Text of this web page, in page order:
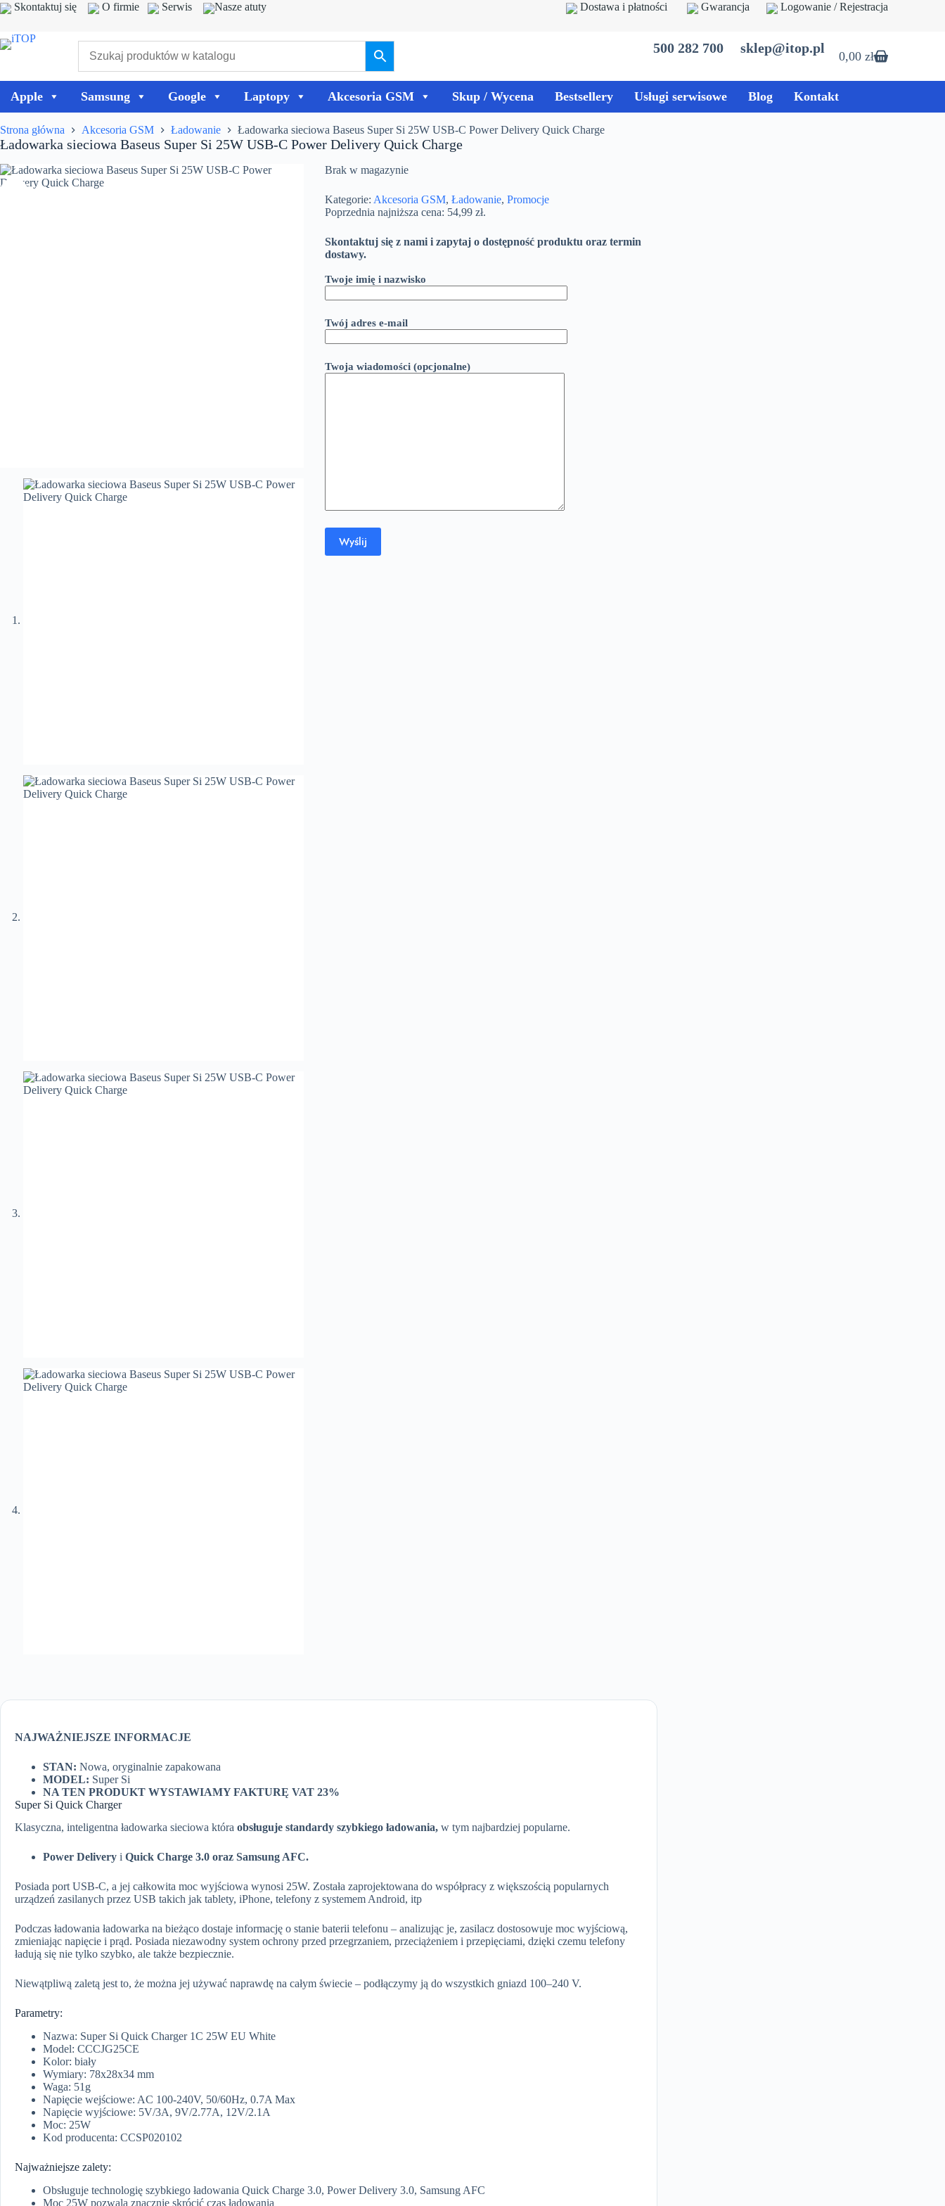
Przejdź
do
Skontaktuj się O firmie Serwis Nasze atuty Dostawa i płatności Gwarancja Logowanie / Rejestracja
500 282 700 sklep@itop.pl
Koszyk
0,00zł
Apple Samsung Google Laptopy Akcesoria GSM Skup / Wycena Bestsellery Usługi serwisowe Blog Kontakt
Strona główna Akcesoria GSM Ładowanie Ładowarka sieciowa Baseus Super Si 25W USB-C Power Delivery Quick Charge
Ładowarka sieciowa Baseus Super Si 25W USB-C Power Delivery Quick Charge
Brak w magazynie
Kategorie: Akcesoria GSM, Ładowanie, Promocje
Poprzednia najniższa cena: 54,99 zł.
Skontaktuj się z nami i zapytaj o dostępność produktu oraz termin
dostawy.
Twoje imię i nazwisko
Twój adres e-mail
Twoja wiadomości (opcjonalne)
NAJWAŻNIEJSZE INFORMACJE
STAN: Nowa, oryginalnie zapakowana
MODEL: Super Si
NA TEN PRODUKT WYSTAWIAMY FAKTURĘ VAT 23%
Super Si Quick Charger
Klasyczna, inteligentna ładowarka sieciowa która obsługuje standardy szybkiego ładowania, w tym najbardziej popularne.
Power Delivery i Quick Charge 3.0 oraz Samsung AFC.
Posiada port USB-C, a jej całkowita moc wyjściowa wynosi 25W. Została zaprojektowana do współpracy z większością popularnych
urządzeń zasilanych przez USB takich jak tablety, iPhone, telefony z systemem Android, itp
Podczas ładowania ładowarka na bieżąco dostaje informację o stanie baterii telefonu – analizując je, zasilacz dostosowuje moc wyjściową,
zmieniając napięcie i prąd. Posiada niezawodny system ochrony przed przegrzaniem, przeciążeniem i przepięciami, dzięki czemu telefony
ładują się nie tylko szybko, ale także bezpiecznie.
Niewątpliwą zaletą jest to, że można jej używać naprawdę na całym świecie – podłączymy ją do wszystkich gniazd 100–240 V.
Parametry:
Nazwa: Super Si Quick Charger 1C 25W EU White
Model: CCCJG25CE
Kolor: biały
Wymiary: 78x28x34 mm
Waga: 51g
Napięcie wejściowe: AC 100-240V, 50/60Hz, 0.7A Max
Napięcie wyjściowe: 5V/3A, 9V/2.77A, 12V/2.1A
Moc: 25W
Kod producenta: CCSP020102
Najważniejsze zalety:
Obsługuje technologię szybkiego ładowania Quick Charge 3.0, Power Delivery 3.0, Samsung AFC
Moc 25W pozwala znacznie skrócić czas ładowania